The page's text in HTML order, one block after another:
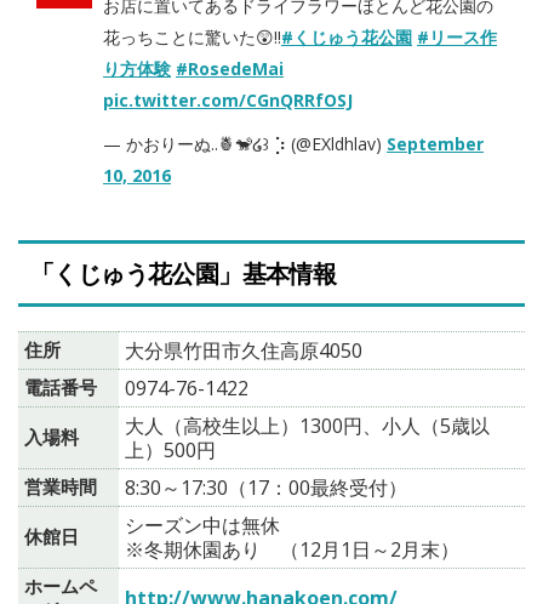
お店に置いてあるドライフラワーほとんど花公園の
花っちことに驚いた😲‼#くじゅう花公園 #リース作
り方体験 #RosedeMai
pic.twitter.com/CGnQRRfOSJ
— かおりーぬ..🍍🐒໒꒱ ⡱ (@EXldhlav) September
10, 2016
「くじゅう花公園」基本情報
住所 大分県竹田市久住高原4050
電話番号 0974-76-1422
入場料
大人（高校生以上）1300円、小人（5歳以
上）500円
営業時間 8:30～17:30（17：00最終受付）
休館日
シーズン中は無休
※冬期休園あり （12月1日～2月末）
ホームペ
http://www.hanakoen.com/